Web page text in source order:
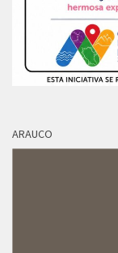
ARAUCO